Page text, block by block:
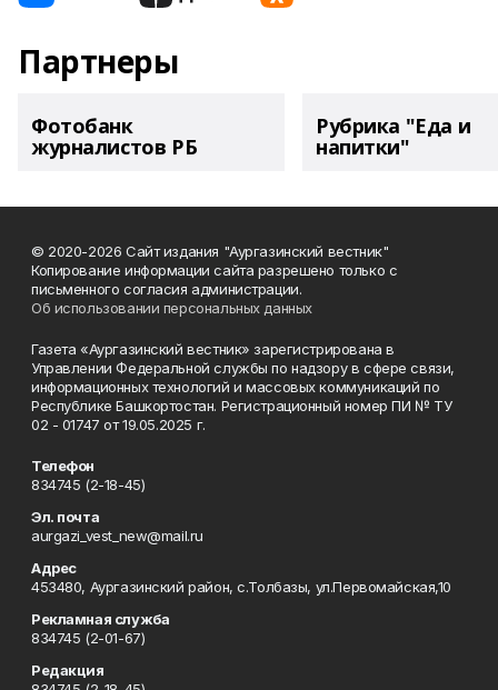
Партнеры
Фотобанк
журналистов РБ
Рубрика "Еда и
напитки"
© 2020-2026 Сайт издания "Аургазинский вестник"
Копирование информации сайта разрешено только с
письменного согласия администрации.
Об использовании персональных данных
Газета «Аургазинский вестник» зарегистрирована в
Управлении Федеральной службы по надзору в сфере связи,
информационных технологий и массовых коммуникаций по
Республике Башкортостан. Регистрационный номер ПИ № ТУ
02 - 01747 от 19.05.2025 г.
Телефон
834745 (2-18-45)
Эл. почта
aurgazi_vest_new@mail.ru
Адрес
453480, Аургазинский район, с.Толбазы, ул.Первомайская,10
Рекламная служба
834745 (2-01-67)
Редакция